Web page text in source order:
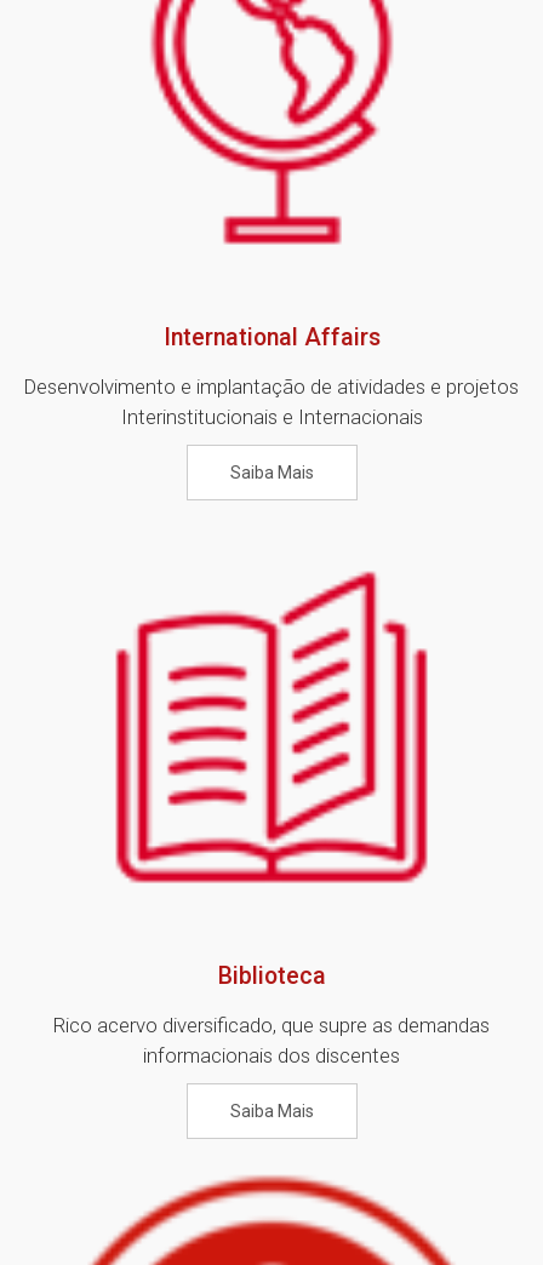
International Affairs
Desenvolvimento e implantação de atividades e projetos
Interinstitucionais e Internacionais
Saiba Mais
Biblioteca
Rico acervo diversificado, que supre as demandas
informacionais dos discentes
Saiba Mais